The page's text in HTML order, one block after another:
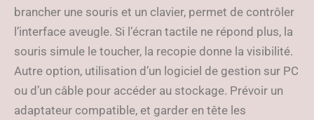
brancher une souris et un clavier, permet de contrôler
l’interface aveugle. Si l’écran tactile ne répond plus, la
souris simule le toucher, la recopie donne la visibilité.
Autre option, utilisation d’un logiciel de gestion sur PC
ou d’un câble pour accéder au stockage. Prévoir un
adaptateur compatible, et garder en tête les